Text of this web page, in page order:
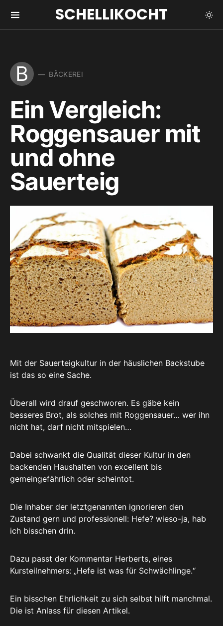
SCHELLIKOCHT
B BÄCKEREI
Ein Vergleich:
Roggensauer mit
und ohne
Sauerteig
Mit der Sauerteigkultur in der häuslichen Backstube
ist das so eine Sache.
Überall wird drauf geschworen. Es gäbe kein
besseres Brot, als solches mit Roggensauer… wer ihn
nicht hat, darf nicht mitspielen…
Dabei schwankt die Qualität dieser Kultur in den
backenden Haushalten von excellent bis
gemeingefährlich oder scheintot.
Die Inhaber der letztgenannten ignorieren den
Zustand gern und professionell: Hefe? wieso-ja, hab
ich bisschen drin.
Dazu passt der Kommentar Herberts, eines
Kursteilnehmers: „Hefe ist was für Schwächlinge.“
Ein bisschen Ehrlichkeit zu sich selbst hilft manchmal.
Die ist Anlass für diesen Artikel.